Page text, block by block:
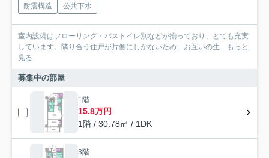
耐震構造 公共下水
室内設備はフローリング・バストイレ別などが揃っており、とても充実
しています。隣り合う住戸が片側にしかないため、お互いの生... もっと
見る
募集中の部屋
1階
15.8万円
1階 / 30.78㎡ / 1DK
3階